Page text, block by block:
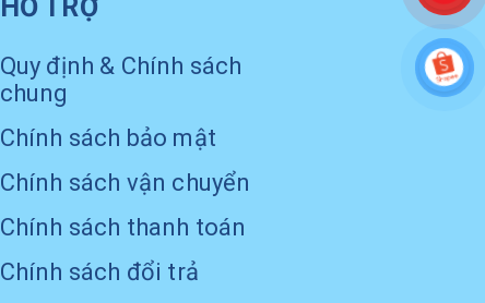
HỖ TRỢ
Quy định & Chính sách
chung
Chính sách bảo mật
Chính sách vận chuyển
Chính sách thanh toán
Chính sách đổi trả